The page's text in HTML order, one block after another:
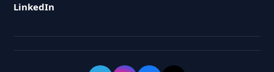
LinkedIn